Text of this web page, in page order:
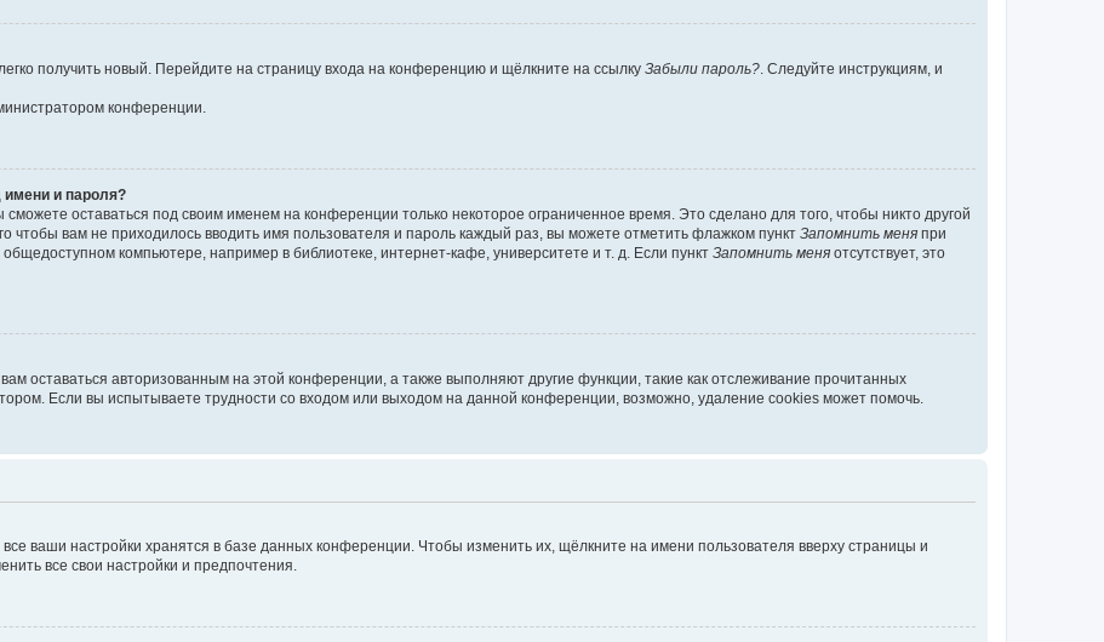
получить новый. Перейдите на страницу входа на конференцию и щёлкните на ссылку Забыли пароль? . Следуйте инструкциям, и
конференции.
имени и пароля?
сможете оставаться под своим именем на конференции только некоторое ограниченное время. Это сделано для того, чтобы никто другой
чтобы вам не приходилось вводить имя пользователя и пароль каждый раз, вы можете отметить флажком пункт Запомнить меня при
компьютере, например в библиотеке, интернет-кафе, университете и т. д. Если пункт Запомнить меня отсутствует, это
оставаться авторизованным на этой конференции, а также выполняют другие функции, такие как отслеживание прочитанных
Если вы испытываете трудности со входом или выходом на данной конференции, возможно, удаление cookies может помочь.
ваши настройки хранятся в базе данных конференции. Чтобы изменить их, щёлкните на имени пользователя вверху страницы и
все свои настройки и предпочтения.